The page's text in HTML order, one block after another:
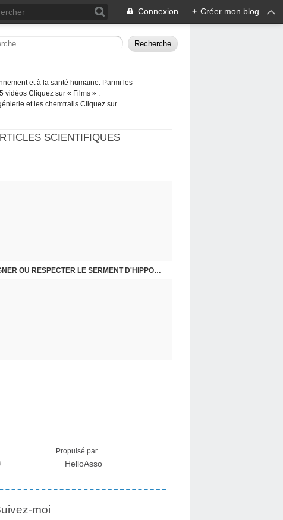
Connexion + Créer mon blog
et à la santé humaine. Parmi les
vidéos Cliquez sur « Films » :
et les chemtrails Cliquez sur
SCIENTIFIQUES
USA - DR KORY : LA LICENCE DE SOIGNER OU RESPECTER LE SERMENT D'HIPPOCRATE CONTRE VENTS ET MARÉES
: L'HISTOIRE DE CEUX QUI SONT RESTÉS
Propulsé par
HelloAsso
moi